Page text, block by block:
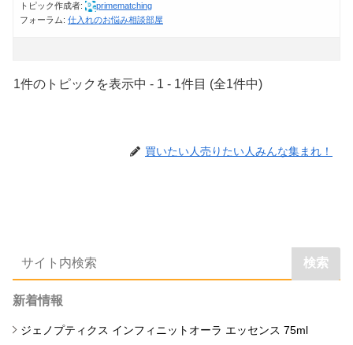
トピック作成者:
primematching
フォーラム: 仕入れのお悩み相談部屋
1件のトピックを表示中 - 1 - 1件目 (全1件中)
買いたい人売りたい人みんな集まれ！
検索
新着情報
ジェノプティクス インフィニットオーラ エッセンス 75ml